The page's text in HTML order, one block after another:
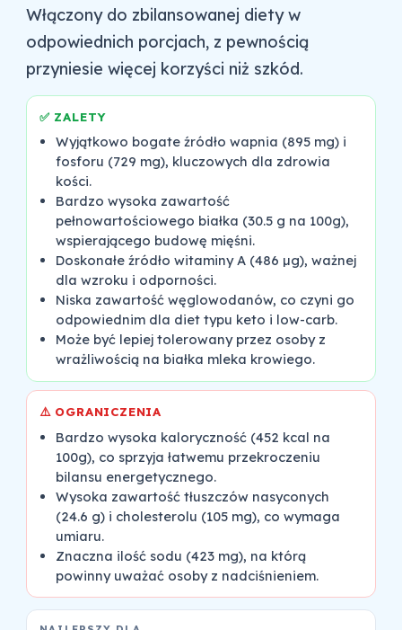
Włączony do zbilansowanej diety w
odpowiednich porcjach, z pewnością
przyniesie więcej korzyści niż szkód.
✅ ZALETY
Wyjątkowo bogate źródło wapnia (895 mg) i
fosforu (729 mg), kluczowych dla zdrowia
kości.
Bardzo wysoka zawartość
pełnowartościowego białka (30.5 g na 100g),
wspierającego budowę mięśni.
Doskonałe źródło witaminy A (486 µg), ważnej
dla wzroku i odporności.
Niska zawartość węglowodanów, co czyni go
odpowiednim dla diet typu keto i low-carb.
Może być lepiej tolerowany przez osoby z
wrażliwością na białka mleka krowiego.
⚠️ OGRANICZENIA
Bardzo wysoka kaloryczność (452 kcal na
100g), co sprzyja łatwemu przekroczeniu
bilansu energetycznego.
Wysoka zawartość tłuszczów nasyconych
(24.6 g) i cholesterolu (105 mg), co wymaga
umiaru.
Znaczna ilość sodu (423 mg), na którą
powinny uważać osoby z nadciśnieniem.